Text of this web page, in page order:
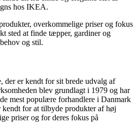
hos IKEA.
overkommelige priser og fokus
sted at finde tæpper, gardiner og
og stil.
der er kendt for sit brede udvalg af
blev grundlagt i 1979 og har
mest populære forhandlere i Danmark
kendt for at tilbyde produkter af høj
priser og for deres fokus på